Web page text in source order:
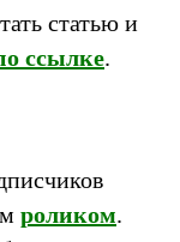
статью и
ссылке.
роликом.